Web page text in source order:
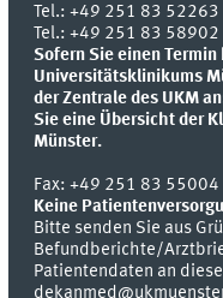
Tel.:+49 251 83 52263
Tel.: +49 251 83 58902
Sofern Sie einen
Universitätsklinikums
der Zentrale des UKM
Sie eine Übersicht der
Münster.
Fax:+49 251 83 55004
Keine
Bitte senden Sie aus
Befundberichte/
Patientendaten an